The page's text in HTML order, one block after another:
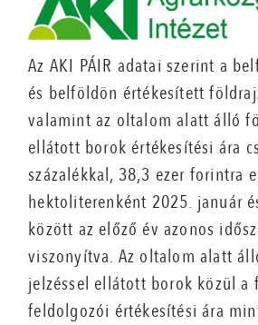
Az AKI PÁIR adatai szerint a
és belföldön értékesített
valamint az oltalom alatt álló
ellátott borok értékesítési ára
százalékkal, 38,3 ezer forintra
hektoliterenként 2025. január
között az előző év azonos
viszonyítva. Az oltalom alatt
jelzéssel ellátott borok közül a
feldolgozói értékesítési ára